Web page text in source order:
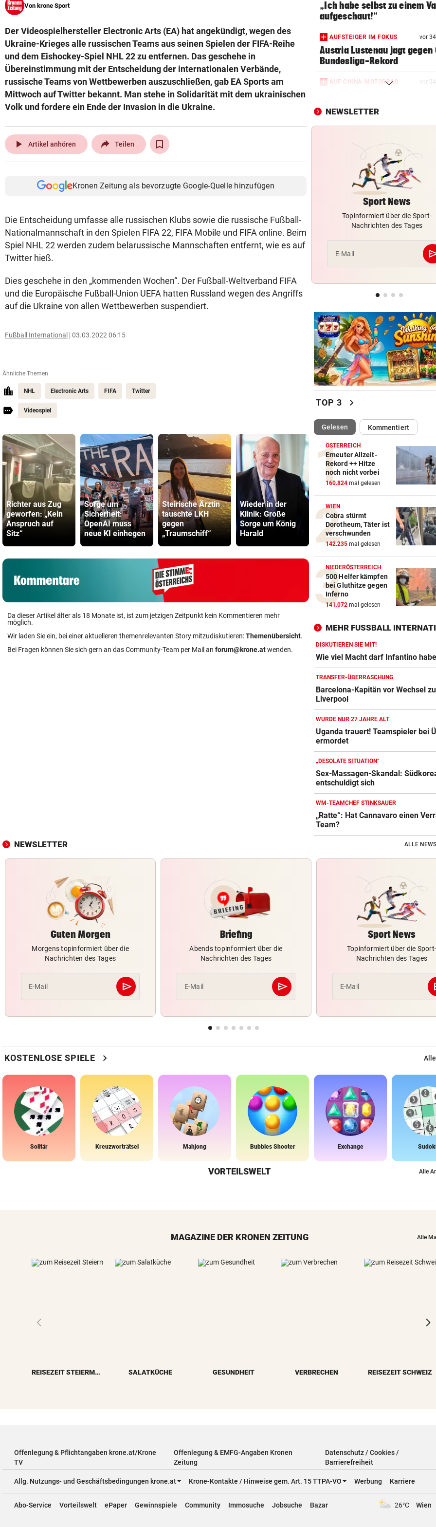
© Krone Multimedia GmbH & Co KG 2026
Von krone Sport
Der Videospielhersteller Electronic Arts (EA) hat angekündigt, wegen des
Ukraine-Krieges alle russischen Teams aus seinen Spielen der FIFA-Reihe
und dem Eishockey-Spiel NHL 22 zu entfernen. Das geschehe in
Übereinstimmung mit der Entscheidung der internationalen Verbände,
russische Teams von Wettbewerben auszuschließen, gab EA Sports am
Mittwoch auf Twitter bekannt. Man stehe in Solidarität mit dem ukrainischen
Volk und fordere ein Ende der Invasion in die Ukraine.
play_arrow Artikel anhören Teilen
Kronen Zeitung als bevorzugte Google-Quelle hinzufügen
Die Entscheidung umfasse alle russischen Klubs sowie die russische Fußball-
Nationalmannschaft in den Spielen FIFA 22, FIFA Mobile und FIFA online. Beim
Spiel NHL 22 werden zudem belarussische Mannschaften entfernt, wie es auf
Twitter hieß.
Dies geschehe in den „kommenden Wochen“. Der Fußball-Weltverband FIFA
und die Europäische Fußball-Union UEFA hatten Russland wegen des Angriffs
auf die Ukraine von allen Wettbewerben suspendiert.
Fußball International 03.03.2022 06:15
Ähnliche Themen
NHL Electronic Arts FIFA Twitter
Videospiel
Richter aus Zug
geworfen: „Kein
Anspruch auf
Sitz“
Sorge um
Sicherheit:
OpenAI muss
neue KI einhegen
Steirische Ärztin
tauschte LKH
gegen
„Traumschiff“
Wieder in der
Klinik: Große
Sorge um König
Harald
Mediziner
verschiebt seine
Pension für
Patienten
Bub (4)
(72)
und
Da dieser Artikel älter als 18 Monate ist, ist zum jetzigen Zeitpunkt kein Kommentieren mehr
möglich.
Wir laden Sie ein, bei einer aktuelleren themenrelevanten Story mitzudiskutieren:Themenübersicht.
Bei Fragen können Sie sich gern an das Community-Team per Mail an forum@krone.atwenden.
„Ich habe selbst zu einem
aufgeschaut!“
AUFSTEIGER IM FOKUS vor
Austria Lustenau jagt gegen
Bundesliga-Rekord
AUF CHINA-MOTORRAD vor
Werksfahrer
TRANSFER-ÜBERRASCHUNG vor
zum FC Liverpool
ZU SAISONSTART ZURÜCK?
Lamparter meldet sich
aus der Klinik
WURDE NUR 27 JAHRE ALT
Uganda trauert! Teamspieler
Überfall ermordet
lange nicht mehr“
Ex-Olympionike spricht
seine Pornosucht
NEWSLETTER
Sport News
Topinformiert über die Sport-
Nachrichten des Tages
E-Mail
TOP 3 chevron_right
Gelesen(ausgewählt)Kommentiert
ÖSTERREICH
Erneuter Allzeit-
Rekord ++ Hitze
noch nicht vorbei
160.824 mal gelesen
WIEN
Cobra stürmt
Dorotheum, Täter ist
verschwunden
142.235 mal gelesen
NIEDERÖSTERREICH
500 Helfer kämpfen
bei Gluthitze gegen
Inferno
141.072 mal gelesen
MEHR FUSSBALL
DISKUTIEREN SIE MIT!
Wie viel Macht darf Infantino
TRANSFER-ÜBERRASCHUNG
Barcelona-Kapitän vor Wechsel
Liverpool
WURDE NUR 27 JAHRE ALT
Uganda trauert! Teamspieler bei
ermordet
„DESOLATE SITUATION“
Sex-Massagen-Skandal:
entschuldigt sich
WM-TEAMCHEF STINKSAUER
„Ratte“: Hat Cannavaro einen
Team?
NEWSLETTER ALLE
Guten Morgen
Morgens topinformiert über die
Nachrichten des Tages
E-Mail send
Abschicken
Briefing
Abends topinformiert über die
Nachrichten des Tages
E-Mail send
Abschicken
Sport News
Topinformiert über die Sport-
Nachrichten des Tages
E-Mail
KOSTENLOSE SPIELE chevron_right
Solitär Kreuzworträtsel Mahjong Bubbles Shooter Exchange
VORTEILSWELT Alle
MAGAZINE DER KRONEN ZEITUNG Alle
REISEZEIT STEIERMARK SALATKÜCHE GESUNDHEIT VERBRECHEN REISEZEIT SCHWEIZ
Offenlegung & Pflichtangaben krone.at/Krone
TV
Offenlegung & EMFG-Angaben Kronen
Zeitung
Datenschutz / Cookies /
Barrierefreiheit
Allg. Nutzungs- und Geschäftsbedingungen krone.at Krone-Kontakte / Hinweise gem. Art. 15 TTPA-VO Werbung Karriere
Abo-Service Vorteilswelt ePaper Gewinnspiele Community Immosuche Jobsuche Bazar 26°C Wien